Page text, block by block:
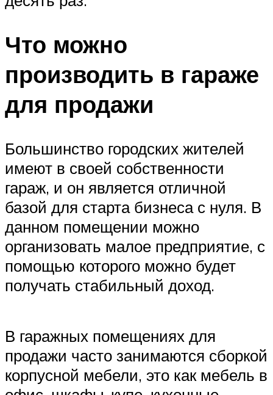
Что можно
производить в гараже
для продажи
Большинство городских жителей
имеют в своей собственности
гараж, и он является отличной
базой для старта бизнеса с нуля. В
данном помещении можно
организовать малое предприятие, с
помощью которого можно будет
получать стабильный доход.
В гаражных помещениях для
продажи часто занимаются сборкой
корпусной мебели, это как мебель в